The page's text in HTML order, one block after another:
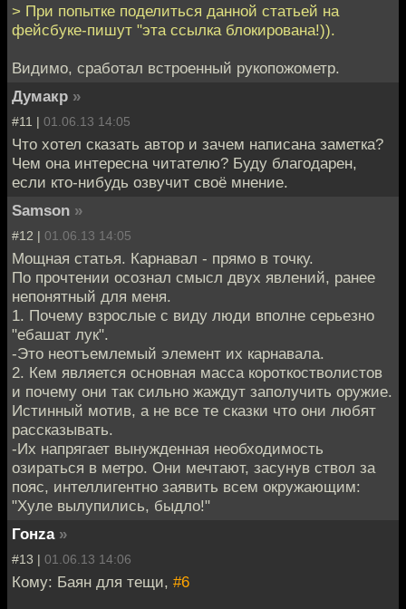
> При попытке поделиться данной статьей на
фейсбуке-пишут "эта ссылка блокирована!)).
Видимо, сработал встроенный рукопожометр.
Думакр »
#11 | 01.06.13 14:05
Что хотел сказать автор и зачем написана заметка?
Чем она интересна читателю? Буду благодарен,
если кто-нибудь озвучит своё мнение.
Samson »
#12 | 01.06.13 14:05
Мощная статья. Карнавал - прямо в точку.
По прочтении осознал смысл двух явлений, ранее
непонятный для меня.
1. Почему взрослые с виду люди вполне серьезно
"ебашат лук".
-Это неотъемлемый элемент их карнавала.
2. Кем является основная масса короткостволистов
и почему они так сильно жаждут заполучить оружие.
Истинный мотив, а не все те сказки что они любят
рассказывать.
-Их напрягает вынужденная необходимость
озираться в метро. Они мечтают, засунув ствол за
пояс, интеллигентно заявить всем окружающим:
"Хуле вылупились, быдло!"
Гонzа »
#13 | 01.06.13 14:06
Кому: Баян для тещи, #6